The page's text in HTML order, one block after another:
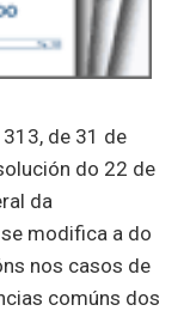
de 31 de
do 22 de
da
modifica a do
nos casos de
comúns dos